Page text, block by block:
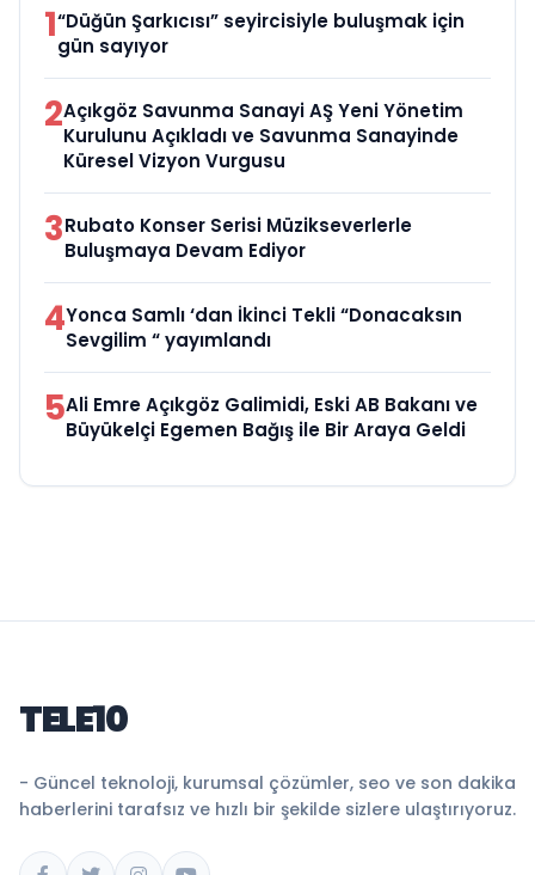
1“Düğün Şarkıcısı” seyircisiyle buluşmak için
gün sayıyor
2Açıkgöz Savunma Sanayi AŞ Yeni Yönetim
Kurulunu Açıkladı ve Savunma Sanayinde
Küresel Vizyon Vurgusu
3Rubato Konser Serisi Müzikseverlerle
Buluşmaya Devam Ediyor
4Yonca Samlı ‘dan İkinci Tekli “Donacaksın
Sevgilim “ yayımlandı
5Ali Emre Açıkgöz Galimidi, Eski AB Bakanı ve
Büyükelçi Egemen Bağış ile Bir Araya Geldi
TELE10
- Güncel teknoloji, kurumsal çözümler, seo ve son dakika
haberlerini tarafsız ve hızlı bir şekilde sizlere ulaştırıyoruz.